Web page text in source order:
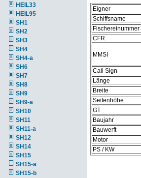
HEIL33
HEIL95
SH1
SH2
SH3
SH4
SH4-a
SH6
SH7
SH8
SH9
SH9-a
SH10
SH11
SH11-a
SH12
SH14
SH15
SH15-a
SH15-b
Eigner
Schiffsname
Fischereinummer
CFR
MMSI
Call Sign
Länge
Breite
Seitenhöhe
GT
Baujahr
Bauwerft
Motor
PS / KW